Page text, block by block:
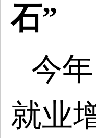
石”
今
就业